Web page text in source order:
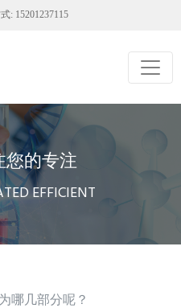
: 15201237115
您的专注
EFFICIENT
哪几部分呢？